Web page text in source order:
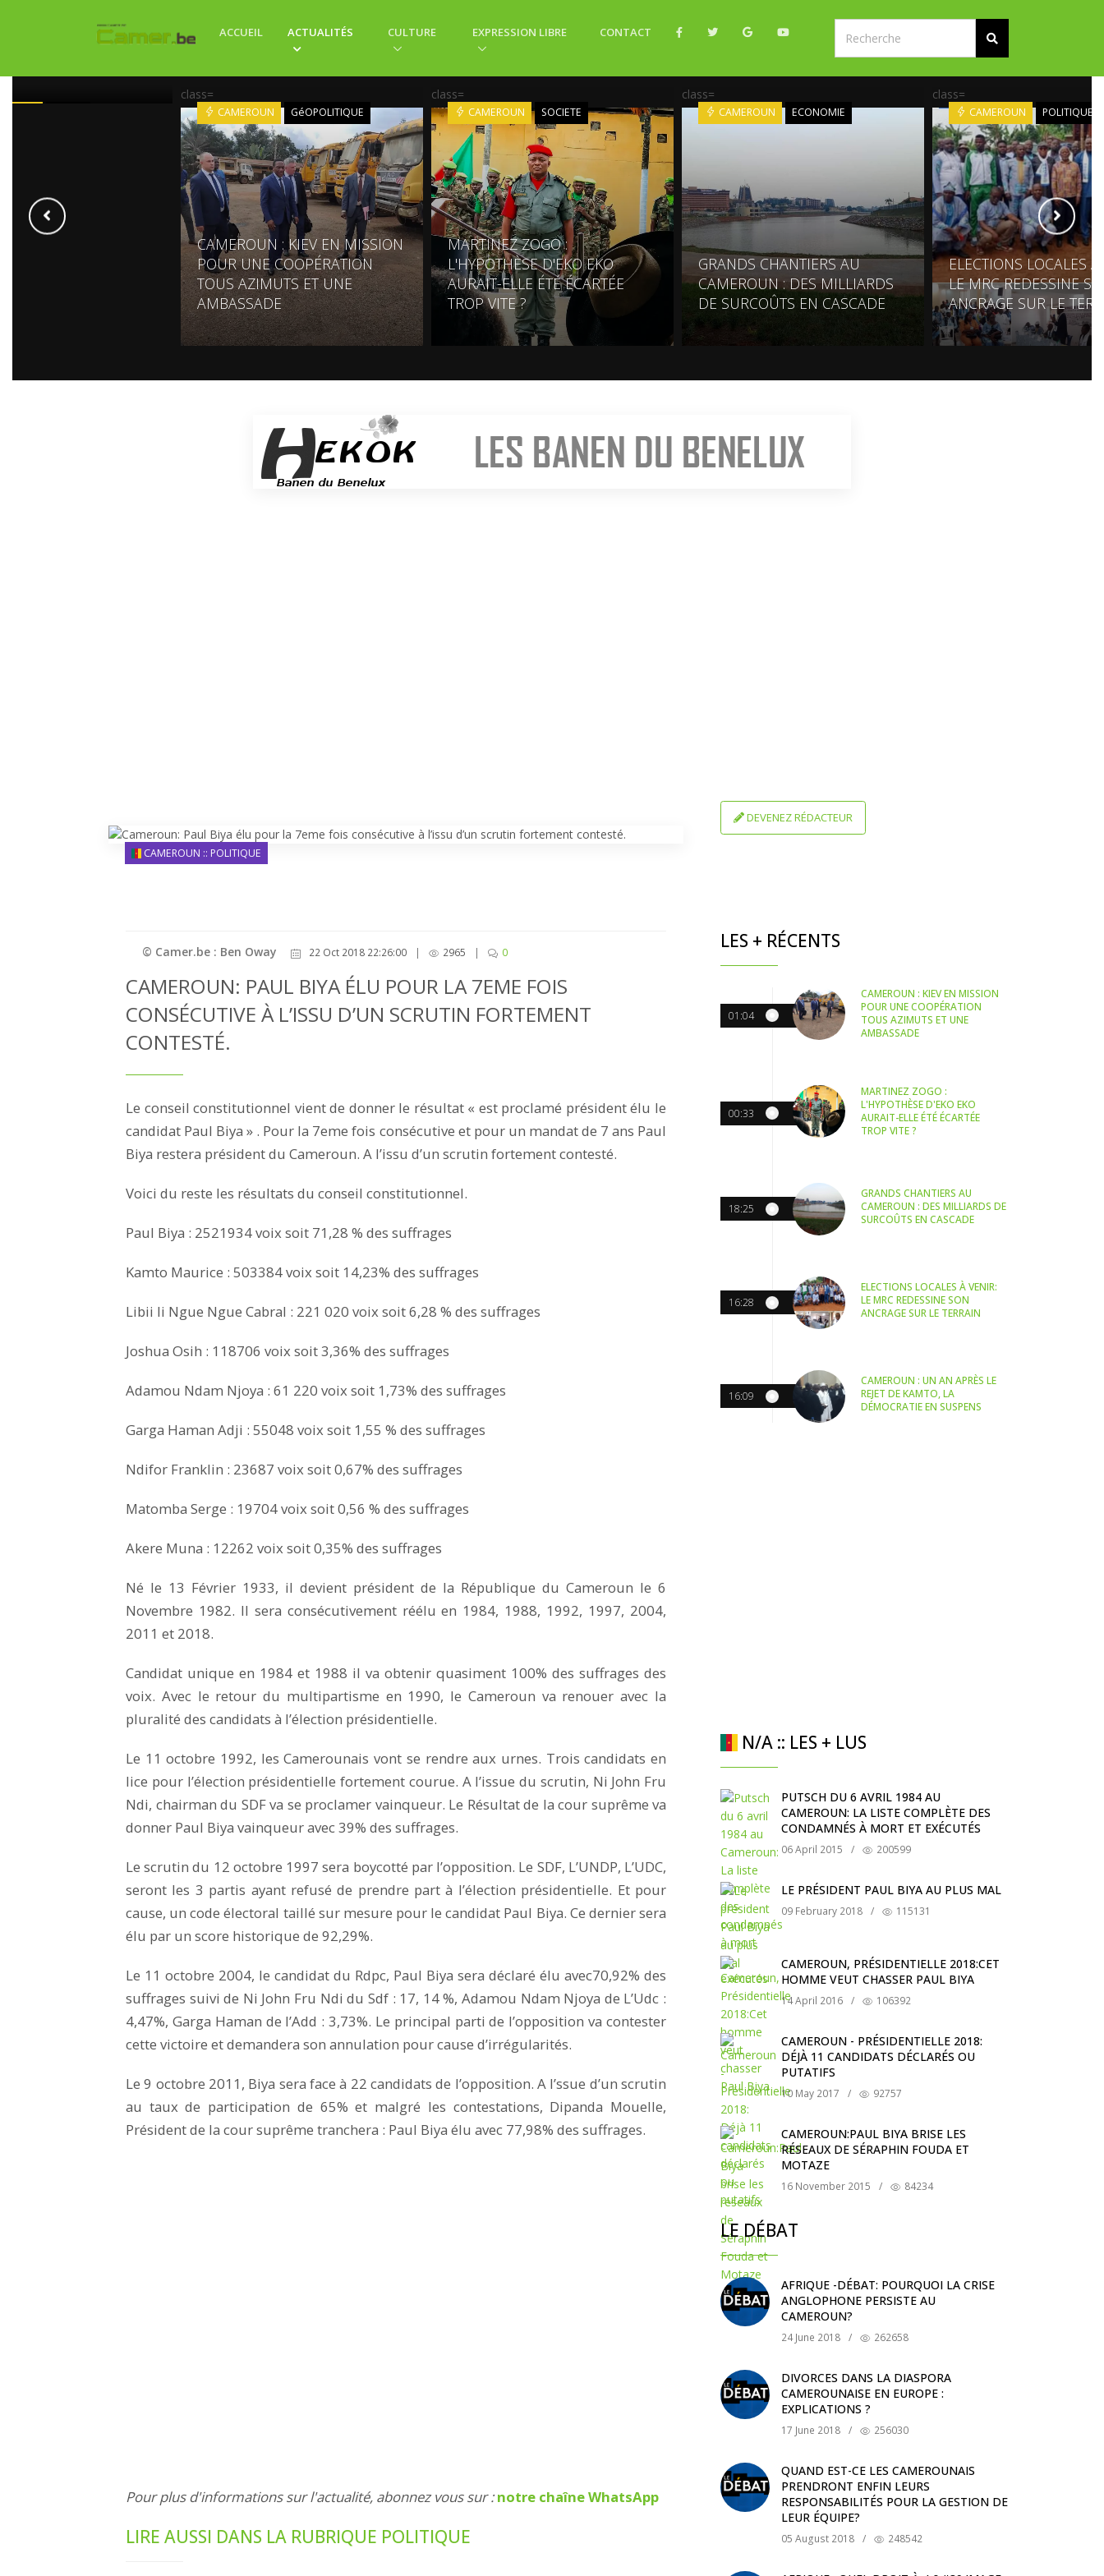
ACCUEIL ACTUALITÉS CULTURE EXPRESSION LIBRE CONTACT
DE RETOUR
D'IVOIRE : LE SORCIER
class=
CAMEROUN GéOPOLITIQUE
CAMEROUN : KIEV EN MISSION
POUR UNE COOPÉRATION
TOUS AZIMUTS ET UNE
AMBASSADE
class=
CAMEROUN SOCIETE
MARTINEZ ZOGO :
L'HYPOTHÈSE D'EKO EKO
AURAIT-ELLE ÉTÉ ÉCARTÉE
TROP VITE ?
class=
CAMEROUN ECONOMIE
GRANDS CHANTIERS AU
CAMEROUN : DES MILLIARDS
DE SURCOÛTS EN CASCADE
class=
CAMEROUN POLITIQUE
ELECTIONS LOCALES À
LE MRC REDESSINE
ANCRAGE SUR LE
CAMEROUN :: POLITIQUE
© Camer.be : Ben Oway 22 Oct 2018 22:26:00 | 2965 | 0
CAMEROUN: PAUL BIYA ÉLU POUR LA 7EME FOIS
CONSÉCUTIVE À L’ISSU D’UN SCRUTIN FORTEMENT
CONTESTÉ.
Le conseil constitutionnel vient de donner le résultat « est proclamé président élu le
candidat Paul Biya » . Pour la 7eme fois consécutive et pour un mandat de 7 ans Paul
Biya restera président du Cameroun. A l’issu d’un scrutin fortement contesté.
Voici du reste les résultats du conseil constitutionnel.
Paul Biya : 2521934 voix soit 71,28 % des suffrages
Kamto Maurice : 503384 voix soit 14,23% des suffrages
Libii li Ngue Ngue Cabral : 221 020 voix soit 6,28 % des suffrages
Joshua Osih : 118706 voix soit 3,36% des suffrages
Adamou Ndam Njoya : 61 220 voix soit 1,73% des suffrages
Garga Haman Adji : 55048 voix soit 1,55 % des suffrages
Ndifor Franklin : 23687 voix soit 0,67% des suffrages
Matomba Serge : 19704 voix soit 0,56 % des suffrages
Akere Muna : 12262 voix soit 0,35% des suffrages
Né le 13 Février 1933, il devient président de la République du Cameroun le 6
Novembre 1982. Il sera consécutivement réélu en 1984, 1988, 1992, 1997, 2004,
2011 et 2018.
Candidat unique en 1984 et 1988 il va obtenir quasiment 100% des suffrages des
voix. Avec le retour du multipartisme en 1990, le Cameroun va renouer avec la
pluralité des candidats à l’élection présidentielle.
Le 11 octobre 1992, les Camerounais vont se rendre aux urnes. Trois candidats en
lice pour l’élection présidentielle fortement courue. A l’issue du scrutin, Ni John Fru
Ndi, chairman du SDF va se proclamer vainqueur. Le Résultat de la cour suprême va
donner Paul Biya vainqueur avec 39% des suffrages.
Le scrutin du 12 octobre 1997 sera boycotté par l’opposition. Le SDF, L’UNDP, L’UDC,
seront les 3 partis ayant refusé de prendre part à l’élection présidentielle. Et pour
cause, un code électoral taillé sur mesure pour le candidat Paul Biya. Ce dernier sera
élu par un score historique de 92,29%.
Le 11 octobre 2004, le candidat du Rdpc, Paul Biya sera déclaré élu avec70,92% des
suffrages suivi de Ni John Fru Ndi du Sdf : 17, 14 %, Adamou Ndam Njoya de L’Udc :
4,47%, Garga Haman de l’Add : 3,73%. Le principal parti de l’opposition va contester
cette victoire et demandera son annulation pour cause d’irrégularités.
Le 9 octobre 2011, Biya sera face à 22 candidats de l’opposition. A l’ssue d’un scrutin
au taux de participation de 65% et malgré les contestations, Dipanda Mouelle,
Président de la cour suprême tranchera : Paul Biya élu avec 77,98% des suffrages.
Pour plus d'informations sur l'actualité, abonnez vous sur :notre chaîne WhatsApp
LIRE AUSSI DANS LA RUBRIQUE POLITIQUE
DEVENEZ RÉDACTEUR
LES + RÉCENTS
01:04
CAMEROUN : KIEV EN MISSION
POUR UNE COOPÉRATION
TOUS AZIMUTS ET UNE
AMBASSADE
00:33
MARTINEZ ZOGO :
L'HYPOTHÈSE D'EKO EKO
AURAIT-ELLE ÉTÉ ÉCARTÉE
TROP VITE ?
18:25
GRANDS CHANTIERS AU
CAMEROUN : DES MILLIARDS DE
SURCOÛTS EN CASCADE
16:28
ELECTIONS LOCALES À VENIR:
LE MRC REDESSINE SON
ANCRAGE SUR LE TERRAIN
16:09
CAMEROUN : UN AN APRÈS LE
REJET DE KAMTO, LA
DÉMOCRATIE EN SUSPENS
N/A :: LES + LUS
PUTSCH DU 6 AVRIL 1984 AU
CAMEROUN: LA LISTE COMPLÈTE DES
CONDAMNÉS À MORT ET EXÉCUTÉS
06 April 2015 / 200599
LE PRÉSIDENT PAUL BIYA AU PLUS MAL
09 February 2018 / 115131
CAMEROUN, PRÉSIDENTIELLE 2018:CET
HOMME VEUT CHASSER PAUL BIYA
14 April 2016 / 106392
CAMEROUN - PRÉSIDENTIELLE 2018:
DÉJÀ 11 CANDIDATS DÉCLARÉS OU
PUTATIFS
10 May 2017 / 92757
CAMEROUN:PAUL BIYA BRISE LES
RÉSEAUX DE SÉRAPHIN FOUDA ET
MOTAZE
16 November 2015 / 84234
LE DÉBAT
AFRIQUE -DÉBAT: POURQUOI LA CRISE
ANGLOPHONE PERSISTE AU
CAMEROUN?
24 June 2018 / 262658
DIVORCES DANS LA DIASPORA
CAMEROUNAISE EN EUROPE :
EXPLICATIONS ?
17 June 2018 / 256030
QUAND EST-CE LES CAMEROUNAIS
PRENDRONT ENFIN LEURS
RESPONSABILITÉS POUR LA GESTION DE
LEUR ÉQUIPE?
05 August 2018 / 248542